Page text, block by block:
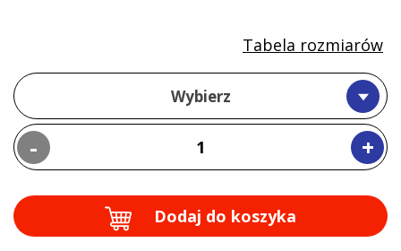
Wybierz
- +
Tabela rozmiarów
Dodaj do koszyka